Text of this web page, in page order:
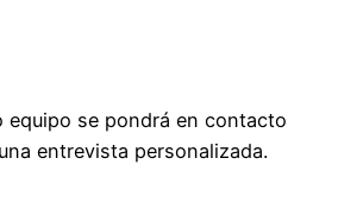
equipo se pondrá en contacto
entrevista personalizada.